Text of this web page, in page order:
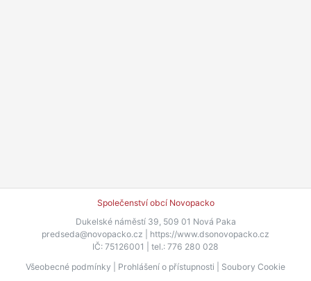
Společenství obcí Novopacko
Dukelské náměstí 39, 509 01 Nová Paka
predseda@novopacko.cz | https://www.dsonovopacko.cz
IČ: 75126001 | tel.: 776 280 028
Všeobecné podmínky
Prohlášení o přístupnosti Soubory Cookie